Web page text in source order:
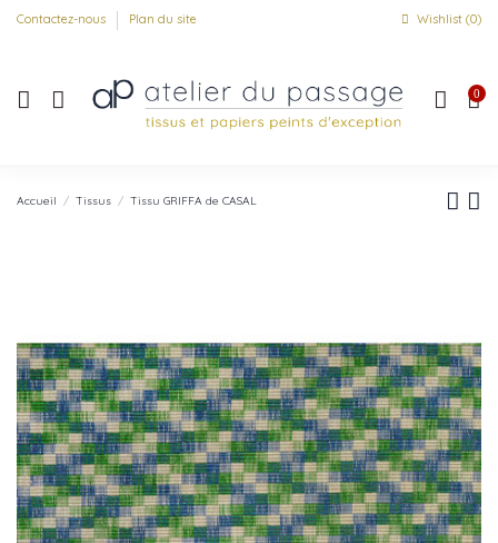
Contactez-nous Plan du site Wishlist (0)
0
Accueil Tissus Tissu GRIFFA de CASAL